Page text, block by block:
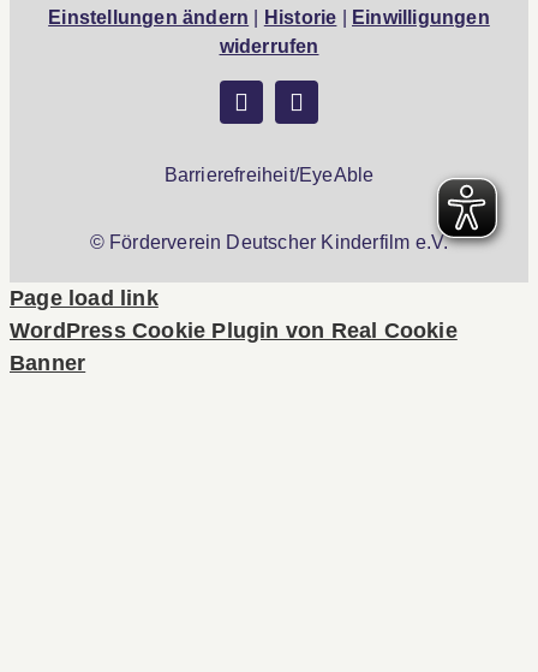
Einstellungen ändern
Historie
Einwilligungen
widerrufen
Barrierefreiheit/EyeAble
© Förderverein Deutscher Kinderfilm e.V.
Page load link
WordPress Cookie Plugin von Real Cookie
Banner